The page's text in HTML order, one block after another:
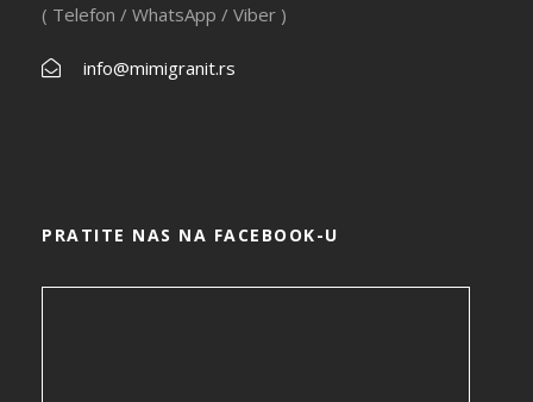
( Telefon / WhatsApp / Viber )
info@mimigranit.rs
PRATITE NAS NA FACEBOOK-U